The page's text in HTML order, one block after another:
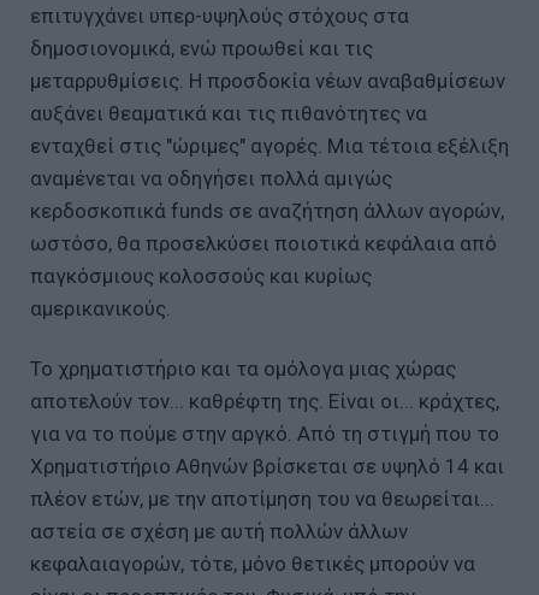
επιτυγχάνει υπερ-υψηλούς στόχους στα
δημοσιονομικά, ενώ προωθεί και τις
μεταρρυθμίσεις. Η προσδοκία νέων αναβαθμίσεων
αυξάνει θεαματικά και τις πιθανότητες να
ενταχθεί στις "ώριμες" αγορές. Μια τέτοια εξέλιξη
αναμένεται να οδηγήσει πολλά αμιγώς
κερδοσκοπικά funds σε αναζήτηση άλλων αγορών,
ωστόσο, θα προσελκύσει ποιοτικά κεφάλαια από
παγκόσμιους κολοσσούς και κυρίως
αμερικανικούς.
Το χρηματιστήριο και τα ομόλογα μιας χώρας
αποτελούν τον... καθρέφτη της. Είναι οι... κράχτες,
για να το πούμε στην αργκό. Από τη στιγμή που το
Χρηματιστήριο Αθηνών βρίσκεται σε υψηλό 14 και
πλέον ετών, με την αποτίμηση του να θεωρείται...
αστεία σε σχέση με αυτή πολλών άλλων
κεφαλαιαγορών, τότε, μόνο θετικές μπορούν να